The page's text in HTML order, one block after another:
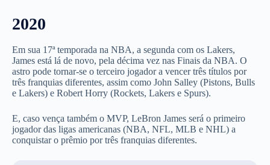
2020
Em sua 17ª temporada na NBA, a segunda com os Lakers,
James está lá de novo, pela décima vez nas Finais da NBA. O
astro pode tornar-se o terceiro jogador a vencer três títulos por
três franquias diferentes, assim como John Salley (Pistons, Bulls
e Lakers) e Robert Horry (Rockets, Lakers e Spurs).
E, caso vença também o MVP, LeBron James será o primeiro
jogador das ligas americanas (NBA, NFL, MLB e NHL) a
conquistar o prêmio por três franquias diferentes.